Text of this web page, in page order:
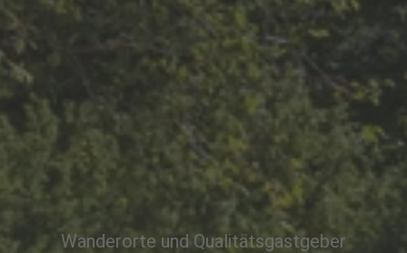
Wanderorte und Qualitätsgastgeber